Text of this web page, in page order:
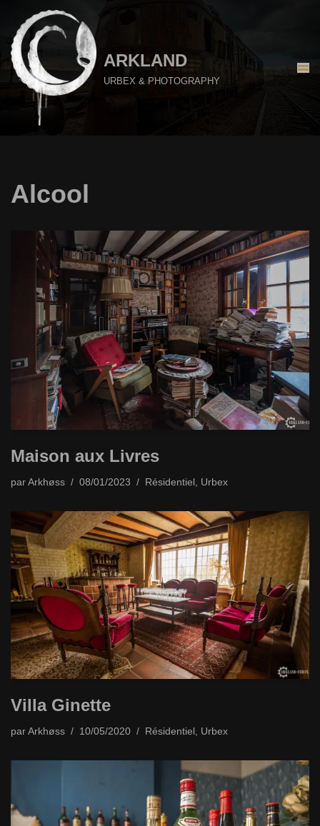
Aller
au
contenu
ARKLAND
URBEX & PHOTOGRAPHY
Alcool
Maison aux Livres
par Arkhøss 08/01/2023 Résidentiel Urbex
Villa Ginette
par Arkhøss 10/05/2020 Résidentiel , Urbex